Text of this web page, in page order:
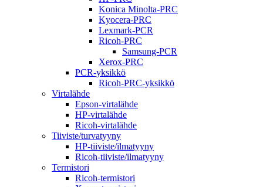
Konica Minolta-PRC
Kyocera-PRC
Lexmark-PCR
Ricoh-PRC
Samsung-PCR
Xerox-PRC
PCR-yksikkö
Ricoh-PRC-yksikkö
Virtalähde
Epson-virtalähde
HP-virtalähde
Ricoh-virtalähde
Tiiviste/turvatyyny
HP-tiiviste/ilmatyyny
Ricoh-tiiviste/ilmatyyny
Termistori
Ricoh-termistori